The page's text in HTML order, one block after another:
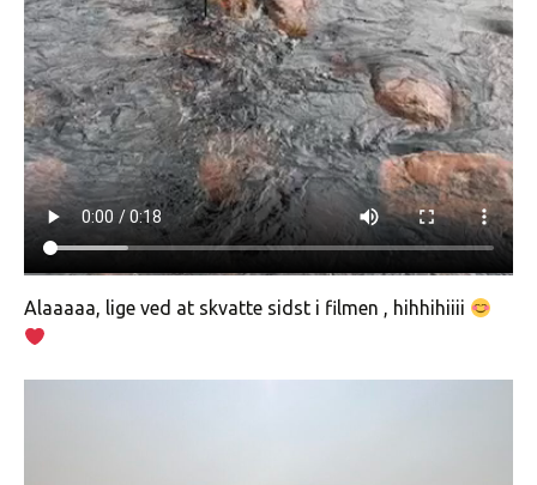
Alaaaaa, lige ved at skvatte sidst i filmen , hihhihiiii